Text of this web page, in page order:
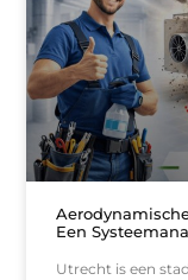
Een
Utrecht is een